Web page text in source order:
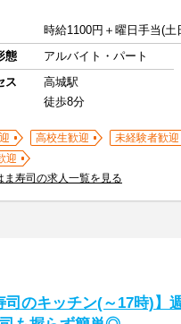
時給1100円＋曜日手当(土
態
アルバイト・パート
ス
高城駅
徒歩8分
高校生歓迎 未経験者歓迎
迎
ま寿司の求人一覧を見る
司のキッチン(～17時)】